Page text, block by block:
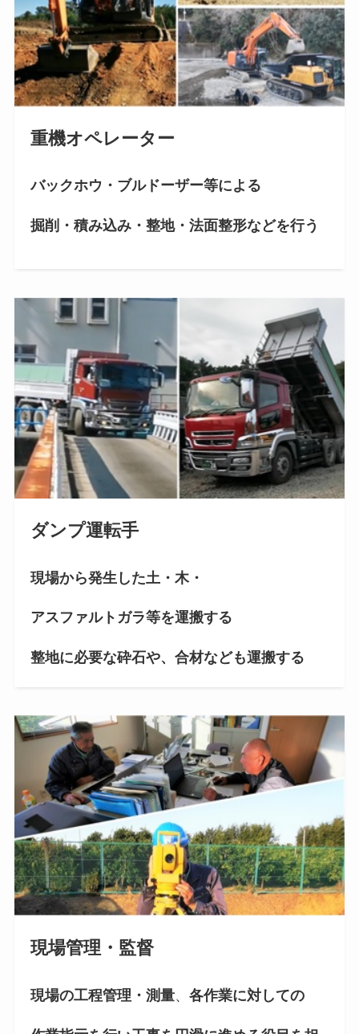
重機オペレーター
バックホウ・ブルドーザー等による
掘削・積み込み・整地・法面整形などを行う
ダンプ運転手
現場から発生した土・木・
アスファルトガラ等を運搬する
整地に必要な砕石や、合材なども運搬する
現場管理・監督
現場の工程管理・測量、各作業に対しての